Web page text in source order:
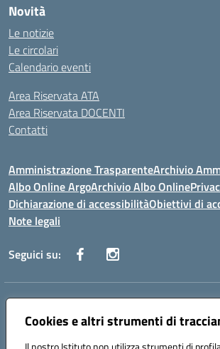
Cookies e altri strumenti di
Novità
Le notizie
Le circolari
Calendario eventi
Area Riservata ATA
Area Riservata DOCENTI
Contatti
Amministrazione TrasparenteArchivio
Albo Online ArgoArchivio Albo Online
Dichiarazione di accessibilitàObiettivi di
Note legali
Seguici su:
Indirizzo:
Centralino:0823 742191 Email: